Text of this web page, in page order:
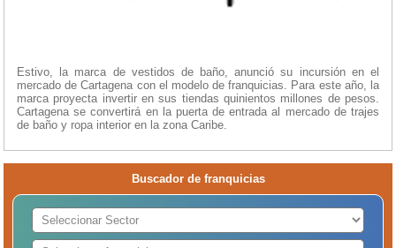
Estivo, la marca de vestidos de baño, anunció su incursión en el
mercado de Cartagena con el modelo de franquicias. Para este año, la
marca proyecta invertir en sus tiendas quinientos millones de pesos.
Cartagena se convertirá en la puerta de entrada al mercado de trajes
de baño y ropa interior en la zona Caribe.
Buscador de franquicias